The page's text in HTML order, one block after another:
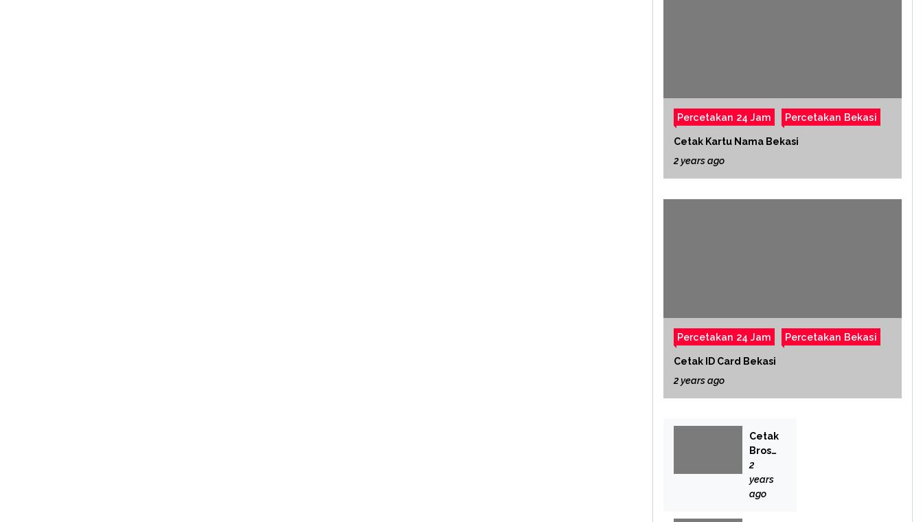
Percetakan 24 Jam Percetakan Bekasi
Cetak Kartu Nama Bekasi
2 years ago
Percetakan 24 Jam Percetakan Bekasi
Cetak ID Card Bekasi
2 years ago
Cetak
Brosu
r
Bekas
i
2
years
ago